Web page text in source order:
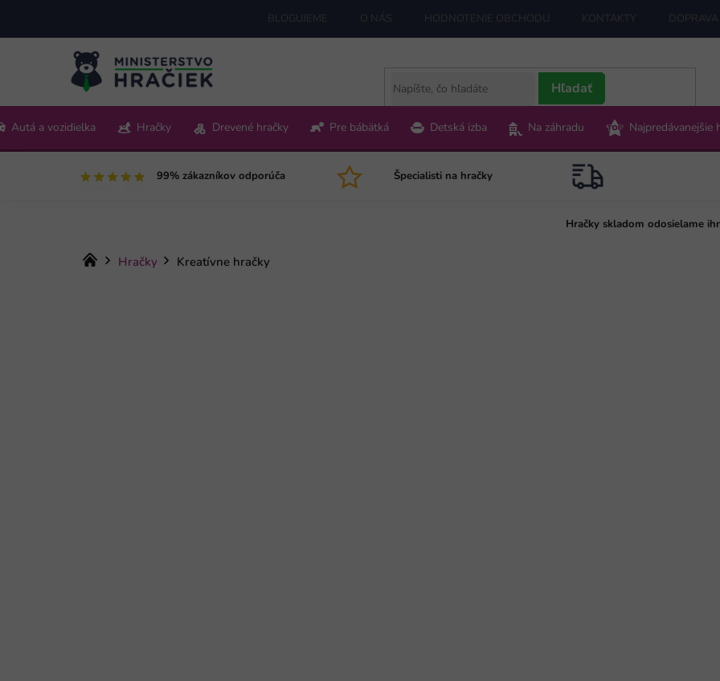
obsah
BLOGUJEME O NÁS HODNOTENIE OBCHODU KONTAKTY
Pon-Pia 9:00-15:00
Hľadať
Autá a vozidielka Hračky Drevené hračky Pre bábätká Detská izba Na záhradu Najpredávanejšie
99% zákazníkov odporúča Špecialisti na hračky
Hračky skladom odosielame
Domov
Hračky Kreatívne hračky